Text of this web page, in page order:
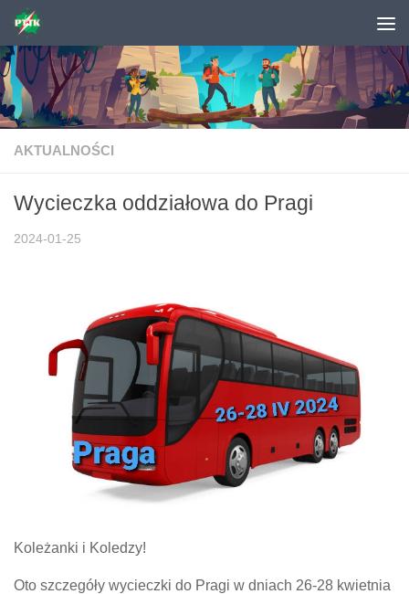
Skip to content
AKTUALNOŚCI
Wycieczka oddziałowa do Pragi
2024-01-25
Koleżanki i Koledzy!
Oto szczegóły wycieczki do Pragi w dniach 26-28 kwietnia